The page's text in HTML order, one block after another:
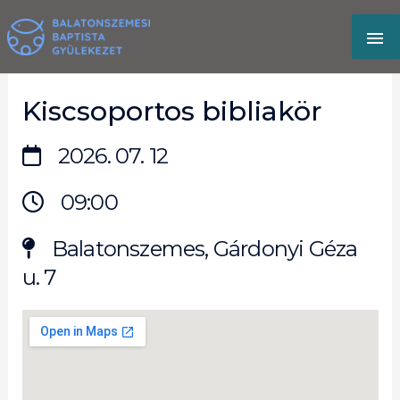
to
content
Kiscsoportos bibliakör
2026. 07. 12
09:00
Balatonszemes, Gárdonyi Géza
u. 7